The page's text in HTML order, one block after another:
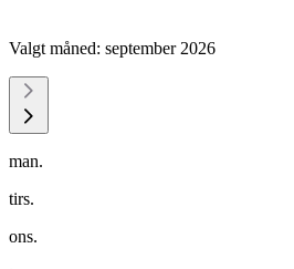
Valgt måned: september 2026
man.
tirs.
ons.